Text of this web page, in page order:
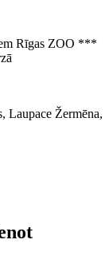
Rīgas ZOO ***
Laupace Žermēna,